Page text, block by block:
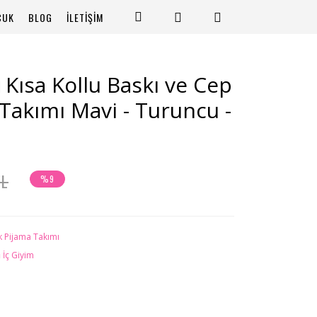
BLOG İLETİŞİM
Kollu Baskı ve Cep
Mavi - Turuncu -
%9
Pijama Takımı
İç Giyim